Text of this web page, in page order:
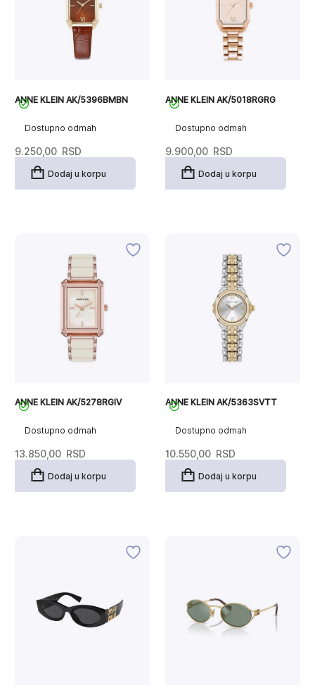
Dostupno odmah
ANNE KLEIN AK/5396BMBN
9.250,00 RSD
Dodaj u korpu
Dostupno odmah
ANNE KLEIN AK/5018RGRG
9.900,00 RSD
Dodaj u korpu
Dostupno odmah
ANNE KLEIN AK/5278RGIV
13.850,00 RSD
Dodaj u korpu
Dostupno odmah
ANNE KLEIN AK/5363SVTT
10.550,00 RSD
Dodaj u korpu